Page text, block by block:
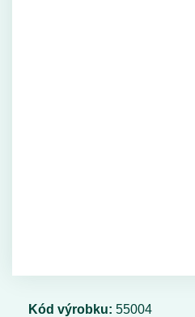
Kód výrobku: 55004